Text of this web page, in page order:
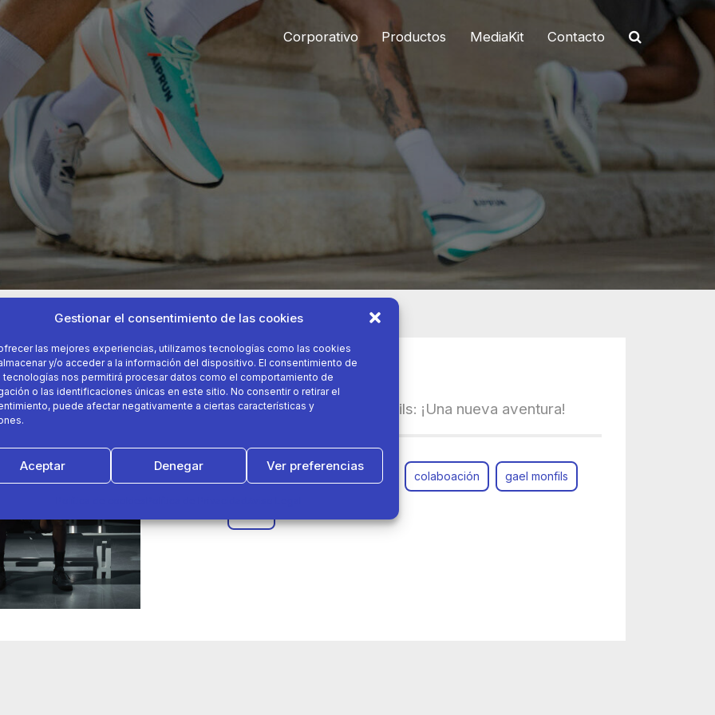
Gestionar el consentimiento de las cookies
las mejores experiencias, utilizamos tecnologías como las cookies
y/o acceder a la información del dispositivo. El consentimiento de
tecnologías nos permitirá procesar datos como el comportamiento de
o las identificaciones únicas en este sitio. No consentir o retirar el
puede afectar negativamente a ciertas características y
Aceptar Denegar Ver preferencias
Corporativo Productos MediaKit Contacto
03 de enero 2022
Decathlon/Artengo & Gaël Monfils: ¡Una nueva aventura!
colaboación gael monfils